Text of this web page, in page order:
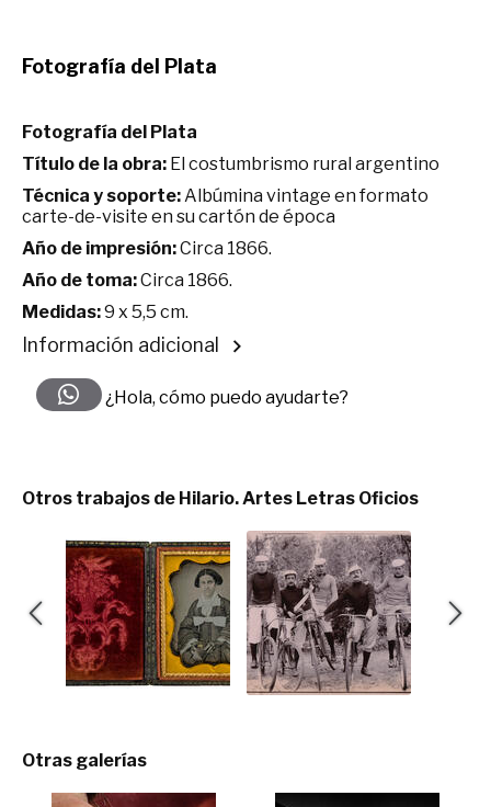
Fotografía del Plata
Fotografía del Plata
Título de la obra: El costumbrismo rural argentino
Técnica y soporte: Albúmina vintage en formato
carte-de-visite en su cartón de época
Año de impresión:Circa 1866.
Año de toma:Circa 1866.
Medidas:9 x 5,5 cm.
Información adicional
¿Hola, cómo puedo ayudarte?
Otros trabajos de Hilario. Artes Letras Oficios
Otras galerías